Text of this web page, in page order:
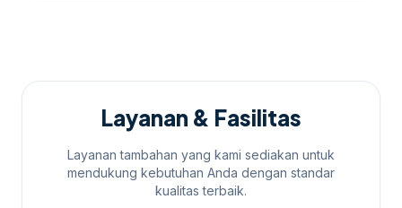
Layanan & Fasilitas
Layanan tambahan yang kami sediakan untuk
mendukung kebutuhan Anda dengan standar
kualitas terbaik.